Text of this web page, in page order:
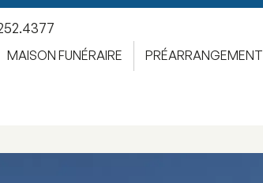
MAISON FUNÉRAIRE PRÉARRANGEMENT